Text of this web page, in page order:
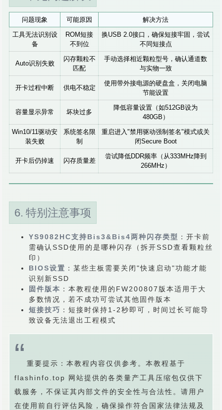
问题现象 可能原因
解决方法
工具无法识别设
备
ROM短接
不到位
换USB 2.0接口，确保短接牢固，尝试
不同短接点
Auto识别失败
闪存颗粒不
匹配
手动选择相近颗粒型号，确认通道数
与实物一致
开卡过程中断 供电不稳定
使用带外接电源的硬盘盒，关闭电脑
节能设置
容量显示异常 坏块过多
降低容量设置（如512GB设为
480GB）
Win10/11驱动安
装失败
系统签名限
制
重启进入"禁用驱动强制签名"模式或关
闭Secure Boot
开卡后仍掉速 闪存质量差
尝试降低DDR频率（从333MHz降到
266MHz）
6. 特别注意事项
YS9082HC支持Bis3&Bis4两种闪存类型 ：开卡前
需确认SSD使用的是哪种闪存（拆开SSD查看颗粒丝
印）
BIOS设置 ：某些主板需要关闭"快速启动"功能才能
识别新SSD
固件版本 ：本教程使用的FW200807版本适用于大
多数情况，若不成功可尝试其他固件版本
短接技巧 ：短接时保持1-2秒即可，时间过长可能导
致设备无法退出工程模式
重要提示：本教程内容仅供参考。本教程基于
flashinfo.top 网站提供的各类量产工具压缩包仅供下
载服务，不保证其内部文件的安全性与合法性。请用户
在使用前自行评估风险，确保操作符合国家法律法规及